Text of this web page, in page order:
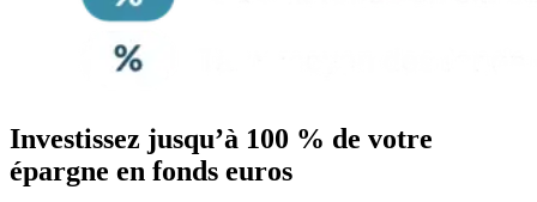
Investissez jusqu’à 100 % de votre
épargne en fonds euros